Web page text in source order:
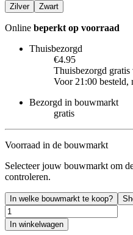
Zilver Zwart
Online beperkt op voorraad
Thuisbezorgd
€4.95
Thuisbezorgd gratis
Voor 21:00 besteld,
Bezorgd in bouwmarkt
gratis
Voorraad in de bouwmarkt
Selecteer jouw bouwmarkt om
controleren.
In welke bouwmarkt te koop?
In winkelwagen